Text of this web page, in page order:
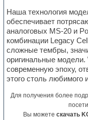
Наша технология
обеспечивает
аналоговых MS-20 и
комбинации Legacy
сложные тембры,
оригинальные модели.
современную эпоху,
этого столь любимого
Для получения более
Вы можетескачать